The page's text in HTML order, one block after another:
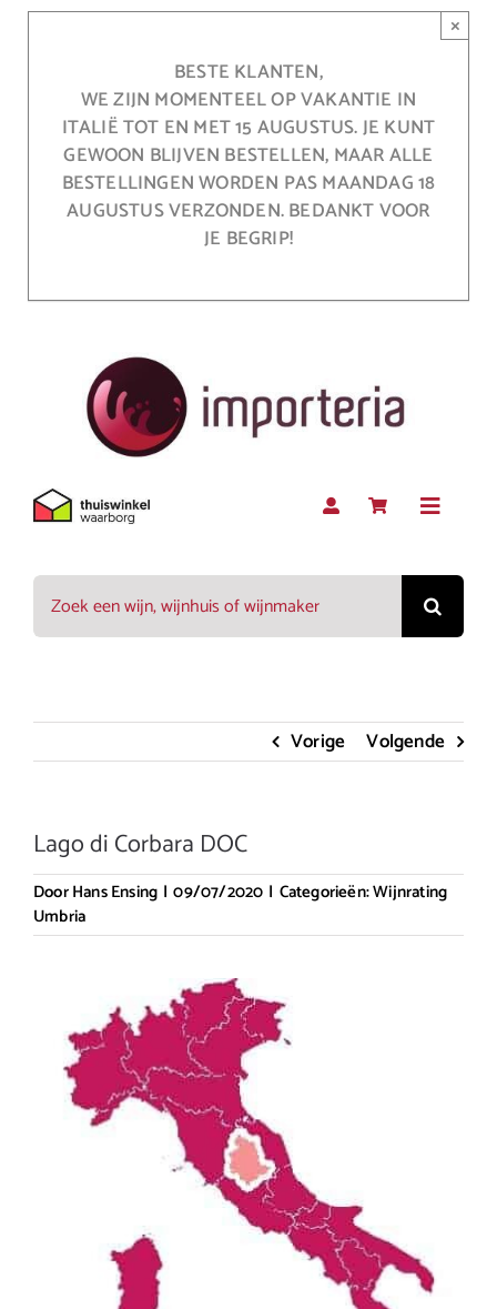
BESTE KLANTEN,
WE ZIJN MOMENTEEL OP VAKANTIE IN
ITALIË TOT EN MET 15 AUGUSTUS. JE KUNT
GEWOON BLIJVEN BESTELLEN, MAAR ALLE
BESTELLINGEN WORDEN PAS MAANDAG 18
AUGUSTUS VERZONDEN. BEDANKT VOOR
JE BEGRIP!
×
Toggle
Rood
Zoeken
naar:
Vorige Volgende
Lago di Corbara DOC
DoorHans Ensing | 09/07/2020 | Categorieën:Wijnrating
Umbria